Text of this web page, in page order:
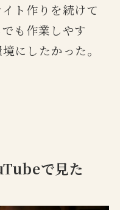
ト作りを続けて
も作業しやす
にしたかった。
で見た